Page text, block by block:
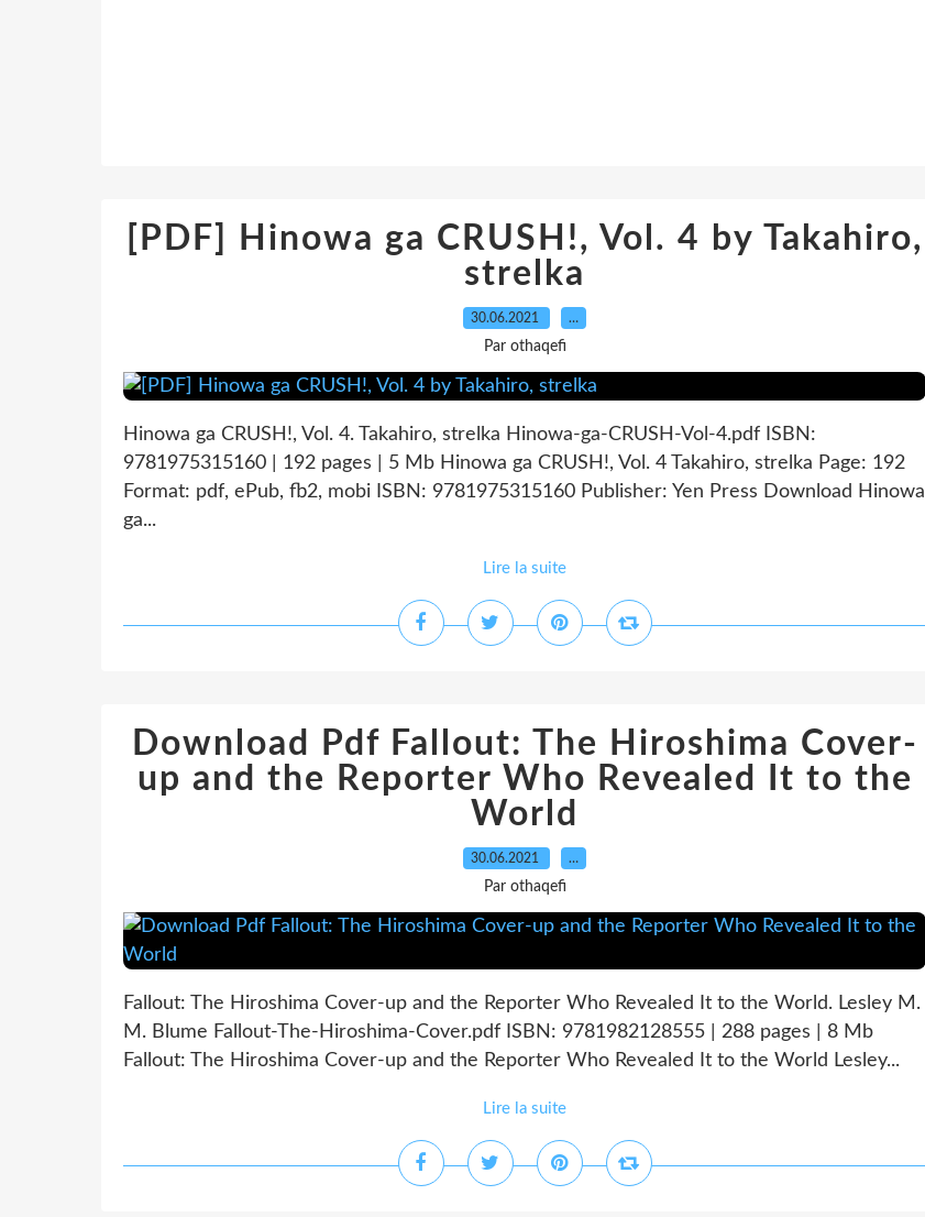
[PDF] Hinowa ga CRUSH!, Vol. 4 by Takahiro,
strelka
30.06.2021 …
Par othaqefi
Hinowa ga CRUSH!, Vol. 4. Takahiro, strelka Hinowa-ga-CRUSH-Vol-4.pdf ISBN:
9781975315160 | 192 pages | 5 Mb Hinowa ga CRUSH!, Vol. 4 Takahiro, strelka Page: 192
Format: pdf, ePub, fb2, mobi ISBN: 9781975315160 Publisher: Yen Press Download Hinowa
ga...
Lire la suite
Download Pdf Fallout: The Hiroshima Cover-
up and the Reporter Who Revealed It to the
World
30.06.2021 …
Par othaqefi
Fallout: The Hiroshima Cover-up and the Reporter Who Revealed It to the World. Lesley M.
M. Blume Fallout-The-Hiroshima-Cover.pdf ISBN: 9781982128555 | 288 pages | 8 Mb
Fallout: The Hiroshima Cover-up and the Reporter Who Revealed It to the World Lesley...
Lire la suite